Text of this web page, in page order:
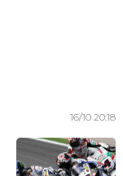
16/10 20:18